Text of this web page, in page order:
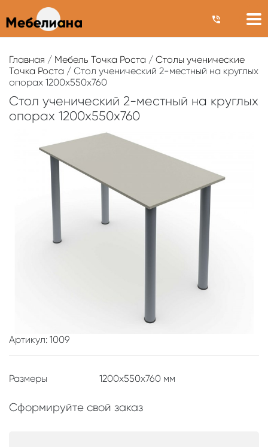
Главная / Мебель Точка Роста / Столы ученические
Точка Роста / Стол ученический 2-местный на круглых
опорах 1200х550х760
Стол ученический 2-местный на круглых
опорах 1200х550х760
Артикул: 1009
Размеры 1200x550x760 мм
Сформируйте свой заказ